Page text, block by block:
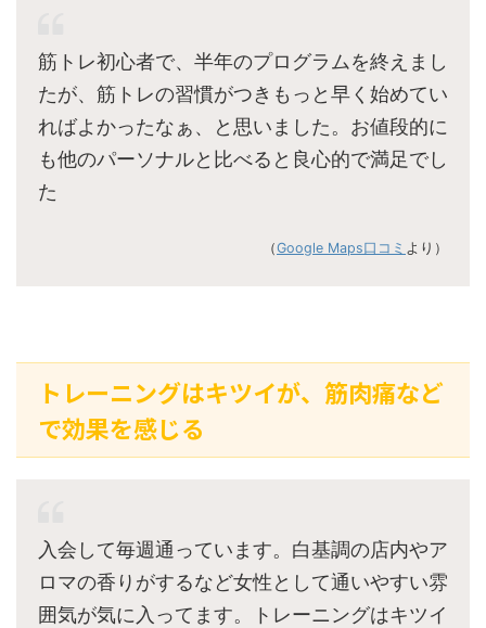
筋トレ初心者で、半年のプログラムを終えまし
たが、筋トレの習慣がつきもっと早く始めてい
ればよかったなぁ、と思いました。お値段的に
も他のパーソナルと比べると良心的で満足でし
た
（Google Maps口コミ より）
トレーニングはキツイが、筋肉痛など
で効果を感じる
入会して毎週通っています。白基調の店内やア
ロマの香りがするなど女性として通いやすい雰
囲気が気に入ってます。トレーニングはキツイ